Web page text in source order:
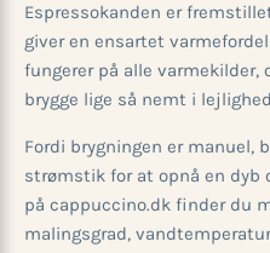
Espressokanden er
giver en ensartet
fungerer på alle varmekilder,
brygge lige så nemt i
Fordi brygningen er manuel,
strømstik for at opnå en dyb
på cappuccino.dk finder du
malingsgrad,